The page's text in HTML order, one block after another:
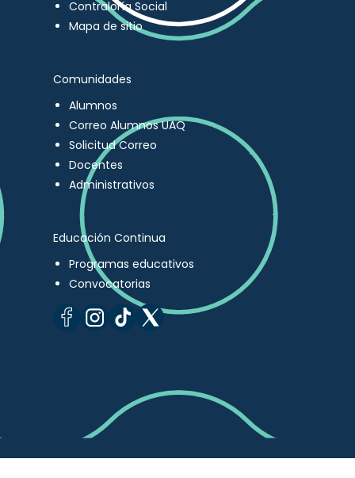
Contraloría Social
Mapa de sitio
Comunidades
Alumnos
Correo Alumnos UAQ
Solicitud Correo
Docentes
Administrativos
Educación Continua
Programas educativos
Convocatorias